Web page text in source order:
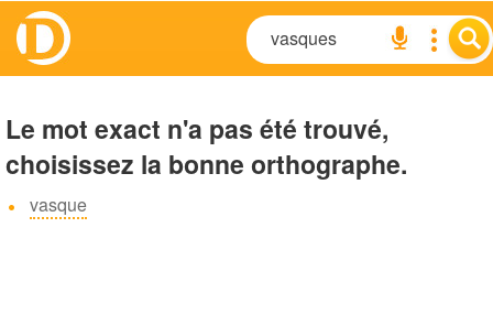
Le mot exact n'a pas été trouvé,
choisissez la bonne orthographe.
vasque